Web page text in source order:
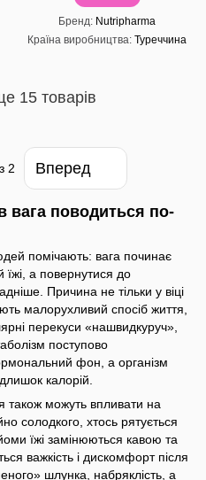
Бренд Nutripharma
Країна виробництва Туреччина
15 товарів
з 2 Вперед
вага поводиться по-
помічають: вага починає
їжі, а повернутися до
Причина не тільки у віці
малорухливий спосіб життя,
перекуси «нашвидкуруч»,
поступово
фон, а організм
калорій.
також можуть впливати на
солодкого, хтось рятується
їжі замінюються кавою та
важкість і дискомфорт після
шлунка, набряклість, а